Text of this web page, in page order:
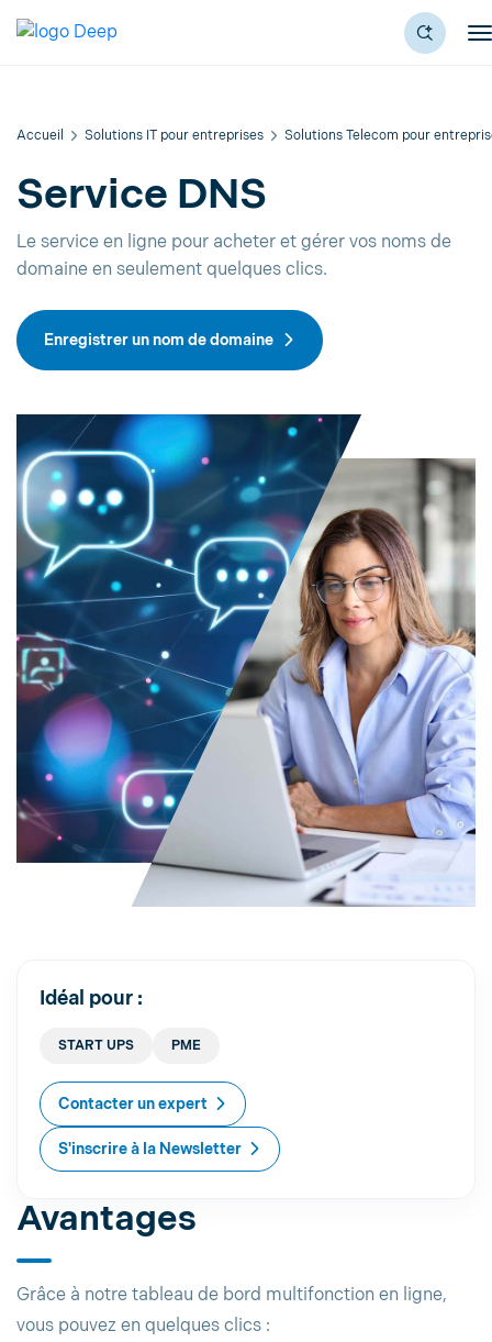
Accueil Solutions IT pour entreprises Solutions Telecom pour
Service DNS
Le service en ligne pour acheter et gérer vos noms de
domaine en seulement quelques clics.
Enregistrer un nom de domaine
Idéal pour :
START UPS PME
Contacter un expert
S'inscrire à la Newsletter
Avantages
Grâce à notre tableau de bord multifonction en ligne,
vous pouvez en quelques clics :